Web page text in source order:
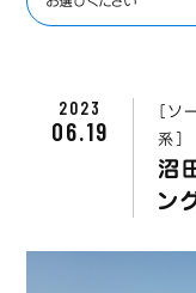
2023
06.19
［
系］
沼
ン